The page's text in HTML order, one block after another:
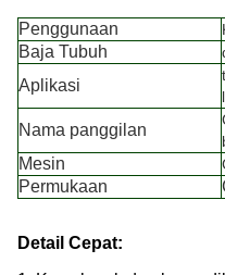
Penggunaan
Baja Tubuh
Aplikasi
Nama panggilan
Mesin
Permukaan
Detail Cepat: